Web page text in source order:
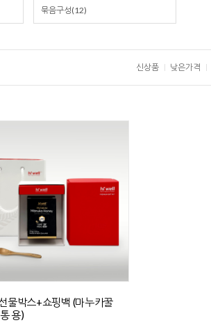
묶음구성(12)
신상품 낮은가격
물박스+쇼핑백 (마누카꿀
용)